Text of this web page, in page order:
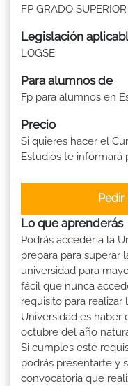
FP GRADO SUPERIOR
Legislación
LOGSE
Para alumnos de
Fp para alumnos en
Precio
Si quieres hacer el
Estudios te
Lo que aprenderás
Podrás acceder a la
prepara para superar
universidad para
fácil que nunca
requisito para realizar
Universidad es haber
octubre del año
Si cumples este
podrás presentarte y
convocatoria que